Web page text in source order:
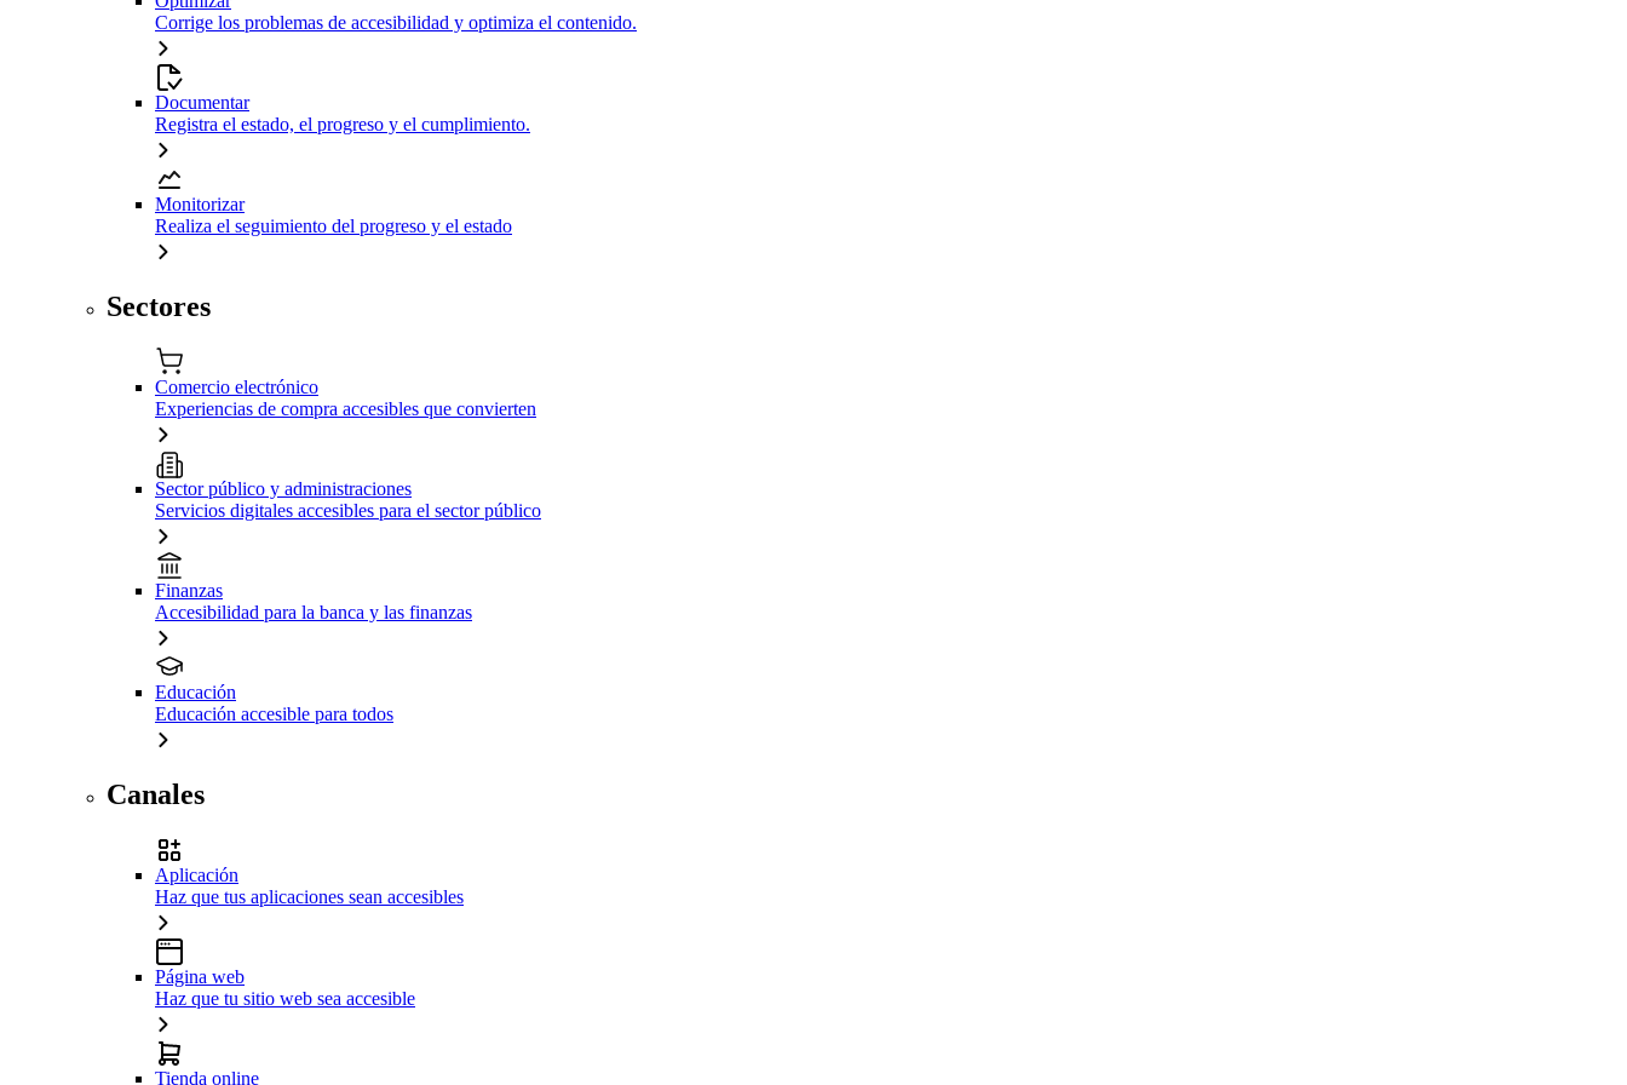
Corrige los problemas de accesibilidad y optimiza el contenido.
Documentar
Registra el estado, el progreso y el cumplimiento.
Monitorizar
Realiza el seguimiento del progreso y el estado
Sectores
Comercio electrónico
Experiencias de compra accesibles que convierten
Sector público y administraciones
Servicios digitales accesibles para el sector público
Finanzas
Accesibilidad para la banca y las finanzas
Educación
Educación accesible para todos
Canales
Aplicación
Haz que tus aplicaciones sean accesibles
Página web
Haz que tu sitio web sea accesible
Tienda online